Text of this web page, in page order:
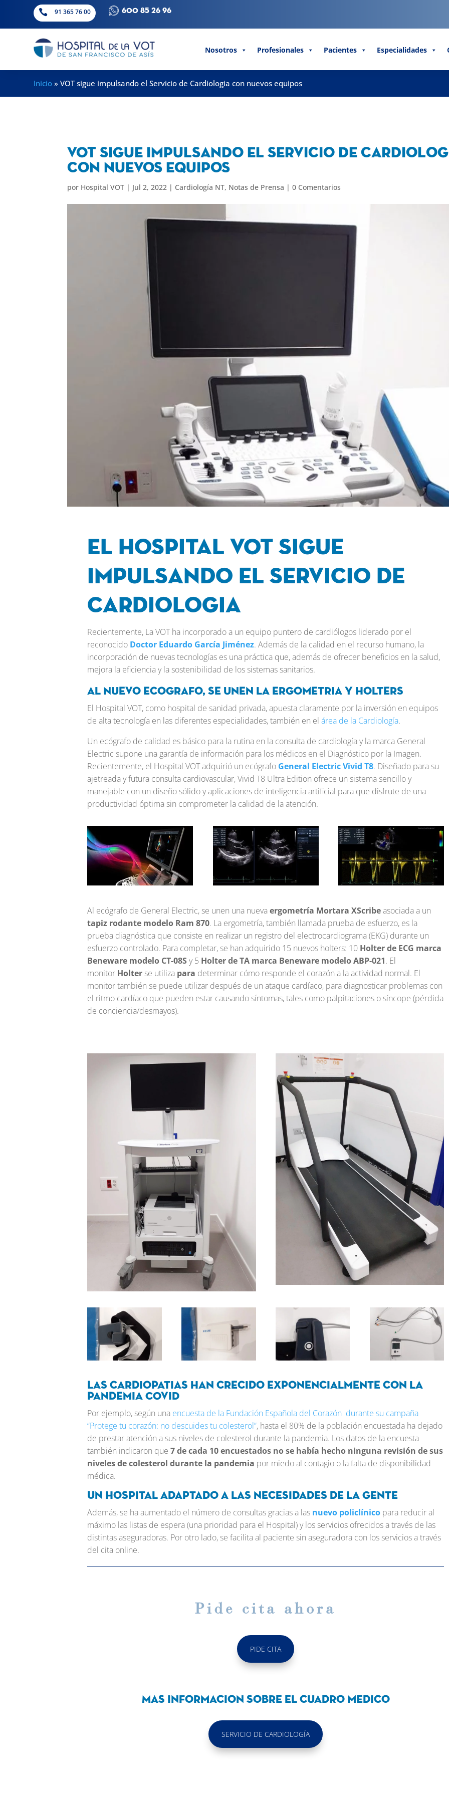
 91 365 76 00 600 85 26 96
Nosotros Profesionales Pacientes Especialidades
Inicio » VOT sigue impulsando el Servicio de Cardiologia con nuevos equipos
VOT sigue impulsando el Servicio de
con nuevos equipos
por Hospital VOT | Jul 2, 2022 | Cardiología NT, Notas de Prensa |0 Comentarios
El Hospital VOT sigue
impulsando el Servicio de
Cardiologia
Recientemente, La VOT ha incorporado a un equipo puntero de cardiólogos liderado por el
reconocido Doctor Eduardo García Jiménez. Además de la calidad en el recurso humano, la
incorporación de nuevas tecnologías es una práctica que, además de ofrecer beneficios en la salud,
mejora la eficiencia y la sostenibilidad de los sistemas sanitarios.
Al nuevo ecografo, se unen la ergometria y holters
El Hospital VOT, como hospital de sanidad privada, apuesta claramente por la inversión en equipos
de alta tecnología en las diferentes especialidades, también en el área de la Cardiología.
Un ecógrafo de calidad es básico para la rutina en la consulta de cardiología y la marca General
Electric supone una garantía de información para los médicos en el Diagnóstico por la Imagen.
Recientemente, el Hospital VOT adquirió un ecógrafo General Electric Vivid T8. Diseñado para su
ajetreada y futura consulta cardiovascular, Vivid T8 Ultra Edition ofrece un sistema sencillo y
manejable con un diseño sólido y aplicaciones de inteligencia artificial para que disfrute de una
productividad óptima sin comprometer la calidad de la atención.
Al ecógrafo de General Electric, se unen una nuevaergometría Mortara XScribeasociada a un
tapiz rodante modelo Ram 870. La ergometría, también llamada prueba de esfuerzo, es la
prueba diagnóstica que consiste en realizar un registro del electrocardiograma (EKG) durante un
esfuerzo controlado. Para completar, se han adquirido 15 nuevos holters: 10 Holter de ECG marca
Beneware modelo CT-08Sy 5 Holter de TA marca Beneware modelo ABP-021. El
monitor Holterse utiliza para determinar cómo responde el corazón a la actividad normal. El
monitor también se puede utilizar después de un ataque cardíaco, para diagnosticar problemas con
el ritmo cardíaco que pueden estar causando síntomas, tales como palpitaciones o síncope (pérdida
de conciencia/desmayos).
Las cardiopatias han crecido exponencialmente con la
pandemia COVID
Por ejemplo, según una encuesta de la Fundación Española del Corazón durante su campaña
“Protege tu corazón: no descuides tu colesterol”, hasta el 80% de la población encuestada ha dejado
de prestar atención a sus niveles de colesterol durante la pandemia. Los datos de la encuesta
también indicaron que 7 de cada 10 encuestados no se había hecho ninguna revisión de sus
niveles de colesterol durante la pandemia por miedo al contagio o la falta de disponibilidad
médica.
Un hospital adaptado a las necesidades de la gente
Además, se ha aumentado el número de consultas gracias a las nuevo policlínicopara reducir al
máximo las listas de espera (una prioridad para el Hospital) y los servicios ofrecidos a través de las
distintas aseguradoras. Por otro lado, se facilita al paciente sin aseguradora con los servicios a través
del cita online.
Pide cita ahora
PIDE CITA
Mas informacion sobre el cuadro medico
SERVICIO DE CARDIOLOGÍA